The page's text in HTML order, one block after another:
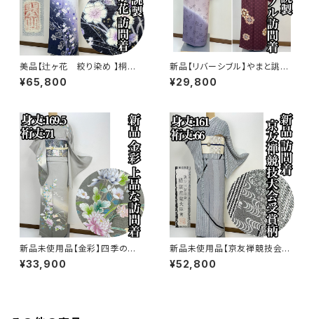
美品【辻ヶ花 絞り染め 】桐谷
翠山工房 訪問着 正絹 袷 s77
3
¥65,800
新品【リバーシブル】やまと誂
製 正絹 袷 訪問着s771
¥29,800
新品未使用品【金彩】四季の
花々 訪問着 正絹 袷 ガード加
工済s763
¥33,900
新品未使用品【京友禅競技会大
会受賞柄】正絹 袷 訪問着s758
¥52,800